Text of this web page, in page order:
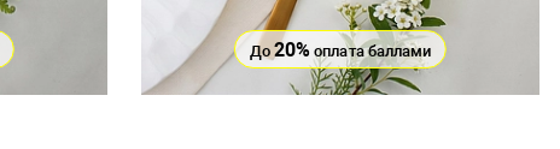
До20% оплата баллами